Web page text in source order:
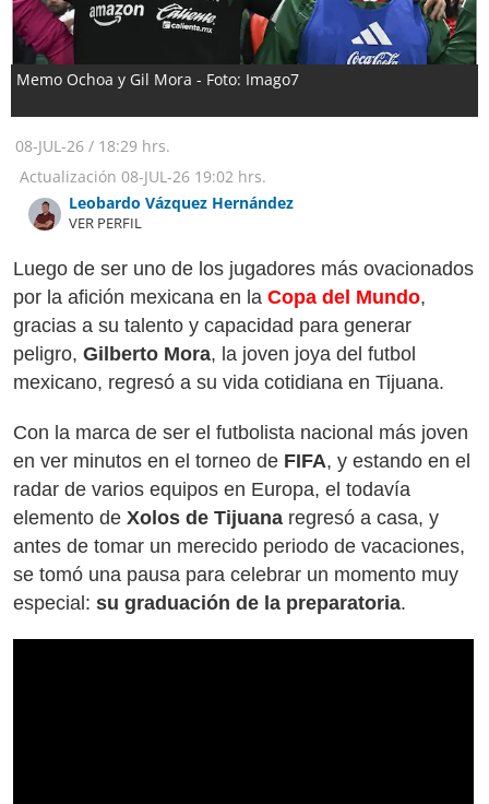
Memo Ochoa y Gil Mora - Foto: Imago7
08-JUL-26 / 18:29 hrs.
Actualización 08-JUL-26 19:02 hrs.
Leobardo Vázquez Hernández
VER PERFIL
Luego de ser uno de los jugadores más ovacionados
por la afición mexicana en la Copa del Mundo,
gracias a su talento y capacidad para generar
peligro, Gilberto Mora, la joven joya del futbol
mexicano, regresó a su vida cotidiana en Tijuana.
Con la marca de ser el futbolista nacional más joven
en ver minutos en el torneo de FIFA, y estando en el
radar de varios equipos en Europa, el todavía
elemento de Xolos de Tijuana regresó a casa, y
antes de tomar un merecido periodo de vacaciones,
se tomó una pausa para celebrar un momento muy
especial: su graduación de la preparatoria.